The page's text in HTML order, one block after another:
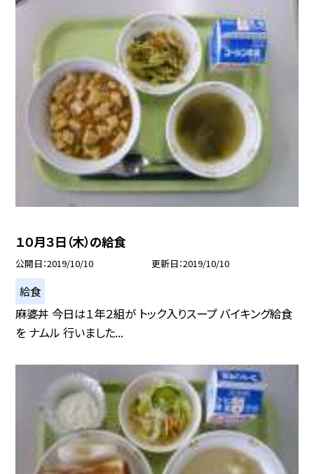
１０月３日（木）の給食
公開日 2019/10/10 更新日 2019/10/10
給食
麻婆丼 今日は１年２組が トック入りスープ バイキング給食
を ナムル 行いました...